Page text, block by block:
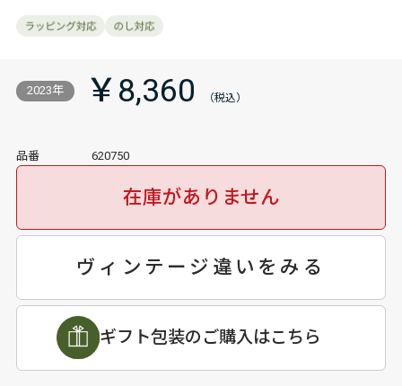
2023年 ￥8,360
品番 620750
在庫がありません
ヴィンテージ違いをみる
ギフト包装のご購入はこちら